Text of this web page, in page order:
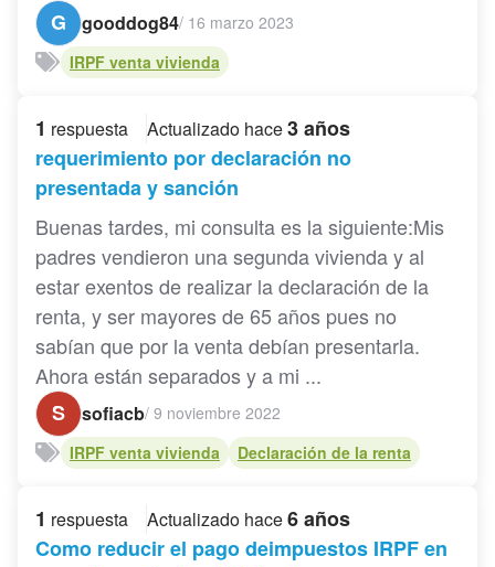
G
gooddog84/ 16 marzo 2023
IRPF venta vivienda
1 respuesta Actualizado hace3 años
requerimiento por declaración no
presentada y sanción
Buenas tardes, mi consulta es la siguiente:Mis
padres vendieron una segunda vivienda y al
estar exentos de realizar la declaración de la
renta, y ser mayores de 65 años pues no
sabían que por la venta debían presentarla.
Ahora están separados y a mi ...
S
sofiacb/ 9 noviembre 2022
IRPF venta vivienda
Declaración de la renta
1 respuesta Actualizado hace6 años
Como reducir el pago deimpuestos IRPF en